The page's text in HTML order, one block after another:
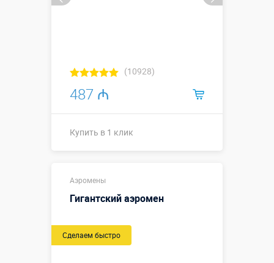
(10928)
487 ₼
Купить в 1 клик
Высота, метры:
0,8 м)
Больше деталей →
Аэромены
Гигантский аэромен
Сделаем быстро